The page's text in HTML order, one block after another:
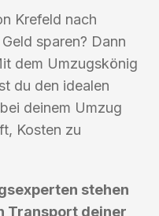
Krefeld nach
sparen? Dann
dem Umzugskönig
du den idealen
deinem Umzug
Kosten zu
stehen
Transport deiner